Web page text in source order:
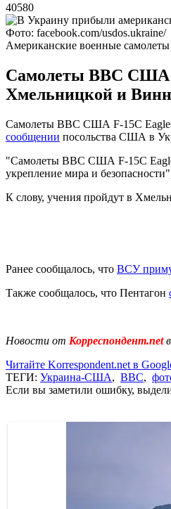
40580
Фото: facebook.com/usdos.ukraine/
Американские военные
Самолеты ВВС США
Хмельницкой и
Самолеты ВВС США F-15C Eagles
сообщении посольства США в
"Самолеты ВВС США F-15C Eagles
укрепление мира и
К слову, учения пройдут в
Ранее сообщалось, что ВСУ
Также сообщалось, что Пентагон
Новости от Корреспондент.net
Читайте Korrespondent.net в
ТЕГИ: Украина-США, ВВС,
Если вы заметили ошибку,